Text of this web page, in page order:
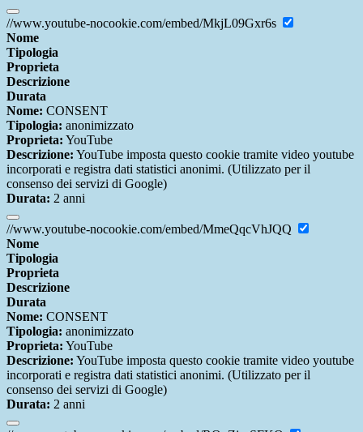
//www.youtube-nocookie.com/embed/MkjL09Gxr6s
Nome
Tipologia
Proprieta
Descrizione
Durata
Nome: CONSENT
Tipologia: anonimizzato
Proprieta: YouTube
Descrizione: YouTube imposta questo cookie tramite video youtube
incorporati e registra dati statistici anonimi. (Utilizzato per il
consenso dei servizi di Google)
Durata: 2 anni
//www.youtube-nocookie.com/embed/MmeQqcVhJQQ
Nome
Tipologia
Proprieta
Descrizione
Durata
Nome: CONSENT
Tipologia: anonimizzato
Proprieta: YouTube
Descrizione: YouTube imposta questo cookie tramite video youtube
incorporati e registra dati statistici anonimi. (Utilizzato per il
consenso dei servizi di Google)
Durata: 2 anni